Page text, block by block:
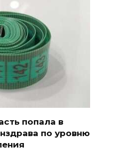
попала в
по уровню